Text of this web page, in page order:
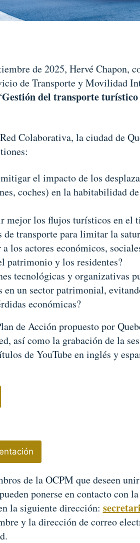
de 2025, Hervé Chapon,
de Transporte y Movilidad
Gestión del transporte turístico
Colaborativa, la ciudad de
el impacto de los
coches) en la habitabilidad
mejor los flujos turísticos en el
transporte para limitar la
los actores económicos,
patrimonio y los residentes?
tecnológicas y organizativas
en un sector patrimonial,
económicas?
de Acción propuesto por
así como la grabación de la
de YouTube en inglés y
de la OCPM que deseen
ponerse en contacto con
la siguiente dirección:
y la dirección de correo